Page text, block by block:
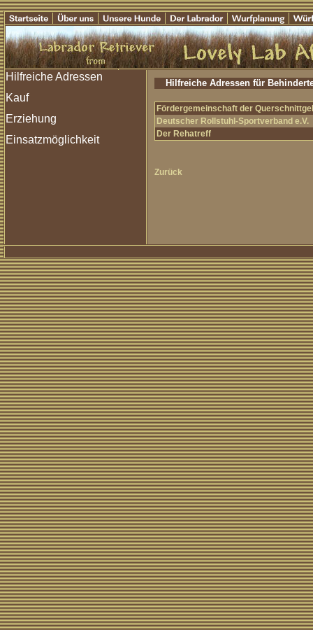
Hilfreiche Adressen für
Fördergemeinschaft der
Deutscher Rollstuhl-Sportverband e.V.
Der Rehatreff
Zurück